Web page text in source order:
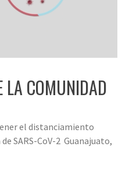
LA COMUNIDAD
el distanciamiento
SARS-CoV-2 Guanajuato,